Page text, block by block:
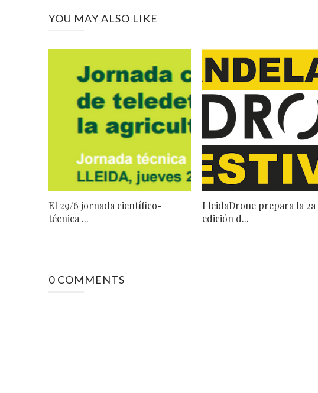
YOU MAY ALSO LIKE
El 29/6 jornada científico-
técnica ...
LleidaDrone prepara la 2a
edición d...
0 COMMENTS